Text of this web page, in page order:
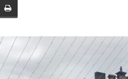
l'info